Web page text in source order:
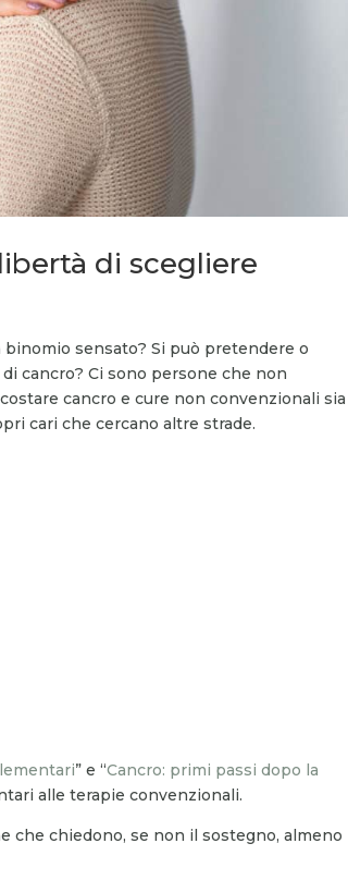
di scegliere
sensato? Si può pretendere o
cancro? Ci sono persone che non
cancro e cure non convenzionali sia
cari che cercano altre strade.
” e “Cancro: primi passi dopo la
alle terapie convenzionali.
che chiedono, se non il sostegno, almeno